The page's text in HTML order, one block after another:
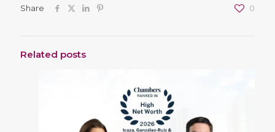
Share 0
Related posts